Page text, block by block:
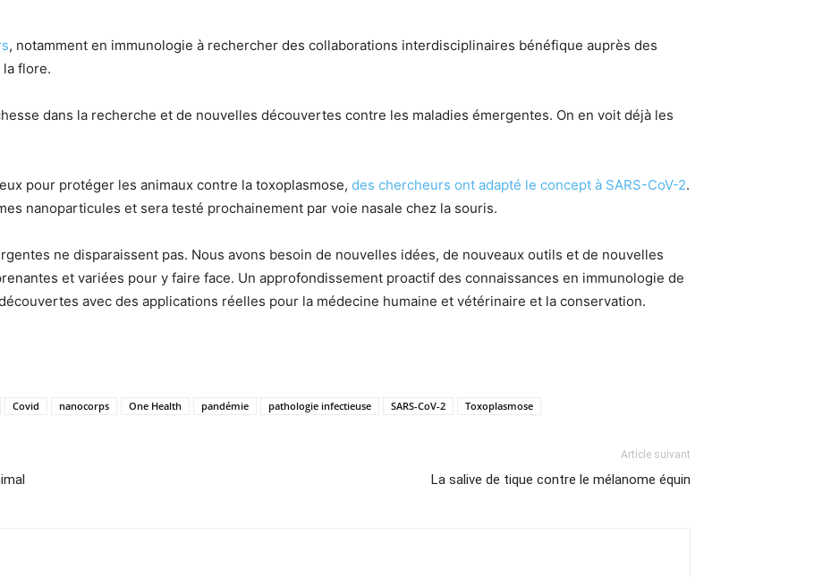
, notamment en immunologie à rechercher des collaborations interdisciplinaires bénéfique auprès des
flore.
dans la recherche et de nouvelles découvertes contre les maladies émergentes. On en voit déjà les
pour protéger les animaux contre la toxoplasmose, des chercheurs ont adapté le concept à SARS-CoV-2.
nanoparticules et sera testé prochainement par voie nasale chez la souris.
ne disparaissent pas. Nous avons besoin de nouvelles idées, de nouveaux outils et de nouvelles
et variées pour y faire face. Un approfondissement proactif des connaissances en immunologie de
avec des applications réelles pour la médecine humaine et vétérinaire et la conservation.
Covid nanocorps One Health pandémie pathologie infectieuse SARS-CoV-2 Toxoplasmose
Article suivant
La salive de tique contre le mélanome équin